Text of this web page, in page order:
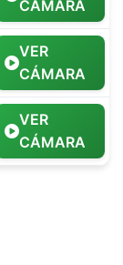
CÁMARA
VER
CÁMARA
VER
CÁMARA